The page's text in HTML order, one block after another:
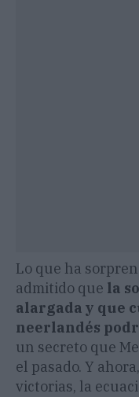
Lo que ha
admitido que la
alargada y que
neerlandés
un secreto que
el pasado. Y
victorias, la